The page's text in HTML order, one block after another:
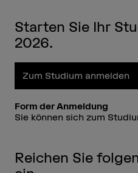
Starten Sie Ihr
2026.
Zum Studium anmelden
Form der Anmeldung
Sie können sich zum
Reichen Sie